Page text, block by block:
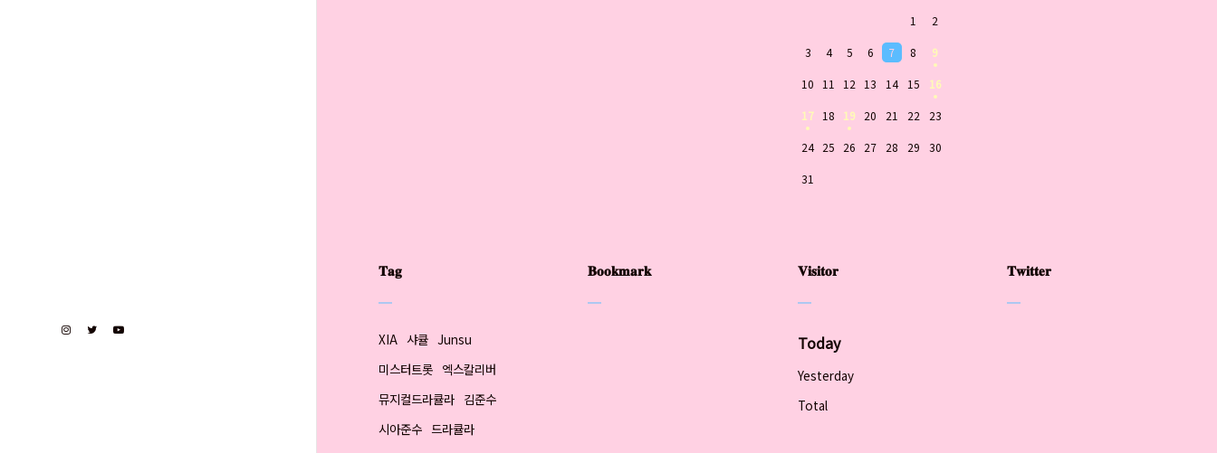
1
2
3 4 5 6 7 8 9
10 11 12 13 14 15 16
17 18 19 20 21 22 23
24 25 26 27 28 29 30
31
𝐓𝐚𝐠
XIA 샤큘 Junsu
미스터트롯 엑스칼리버
뮤지컬드라큘라 김준수
시아준수 드라큘라
𝐁𝐨𝐨𝐤𝐦𝐚𝐫𝐤 𝐕𝐢𝐬𝐢𝐭𝐨𝐫
Today
Yesterday
Total
𝐓𝐰𝐢𝐭𝐭𝐞𝐫